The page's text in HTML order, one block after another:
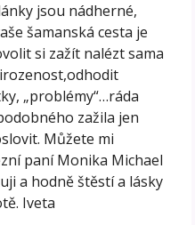
jsou nádherné,
šamanská cesta je
si zažít nalézt sama
„problémy“…ráda
zažila jen
Můžete mi
paní Monika Michael
a hodně štěstí a lásky
Iveta